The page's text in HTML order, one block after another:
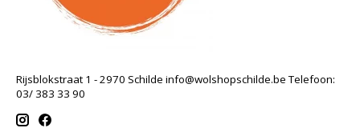
Rijsblokstraat 1 - 2970 Schilde info@wolshopschilde.beTelefoon:
03/ 383 33 90